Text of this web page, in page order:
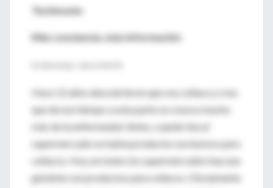
Testimonio
Más conciencia, más información
Hace 12 años descubrieron que soy celíaca y creo
que de ese tiempo a esta parte se conoce mucho
más de la enfermedad. Antes, cuando iba al
supermercado no había productos exclusivos para
celíacos. Hoy, en todos los supermercados hay una
góndola con productos para celíacos. Obviamente